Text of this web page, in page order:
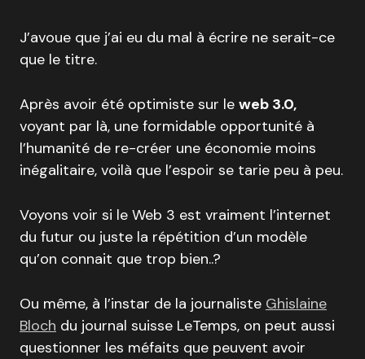
J’avoue que j’ai eu du mal à écrire ne serait-ce
que le titre.
Après avoir été optimiste sur le web 3.0,
voyant par là, une formidable opportunité à
l’humanité de re-créer une économie moins
inégalitaire, voilà que l’espoir se tarie peu à peu.
Voyons voir si le Web 3 est vraiment l’internet
du futur ou juste la répétition d’un modèle
qu’on connait que trop bien..?
Ou même, à l’instar de la journaliste Ghislaine
Bloch du journal suisse LeTemps, on peut aussi
questionner les méfaits que peuvent avoir